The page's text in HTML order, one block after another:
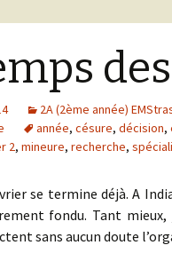
2A (2ème année)
année, césure, décision,
2, mineure, recherche,
se termine déjà. A
fondu. Tant
sans aucun doute